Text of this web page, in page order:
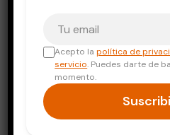
Acepto lapolítica de
servicio. Puedes darte de
momento.